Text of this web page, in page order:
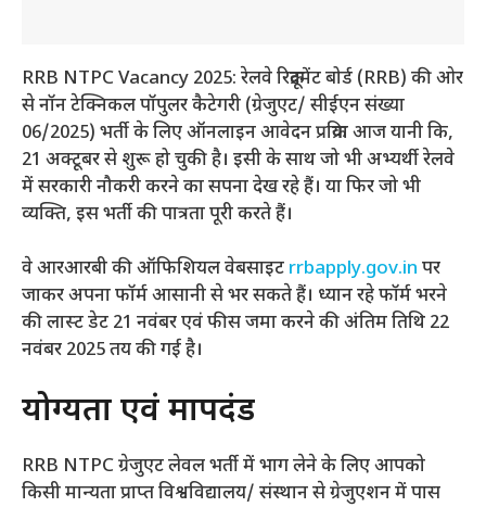
RRB NTPC Vacancy 2025: रेलवे रिक्रूटमेंट बोर्ड (RRB) की ओर
से नॉन टेक्निकल पॉपुलर कैटेगरी (ग्रेजुएट/ सीईएन संख्या
06/2025) भर्ती के लिए ऑनलाइन आवेदन प्रक्रिया आज यानी कि,
21 अक्टूबर से शुरू हो चुकी है। इसी के साथ जो भी अभ्यर्थी रेलवे
में सरकारी नौकरी करने का सपना देख रहे हैं। या फिर जो भी
व्यक्ति, इस भर्ती की पात्रता पूरी करते हैं।
वे आरआरबी की ऑफिशियल वेबसाइट rrbapply.gov.in पर
जाकर अपना फॉर्म आसानी से भर सकते हैं। ध्यान रहे फॉर्म भरने
की लास्ट डेट 21 नवंबर एवं फीस जमा करने की अंतिम तिथि 22
नवंबर 2025 तय की गई है।
योग्यता एवं मापदंड
RRB NTPC ग्रेजुएट लेवल भर्ती में भाग लेने के लिए आपको
किसी मान्यता प्राप्त विश्वविद्यालय/ संस्थान से ग्रेजुएशन में पास